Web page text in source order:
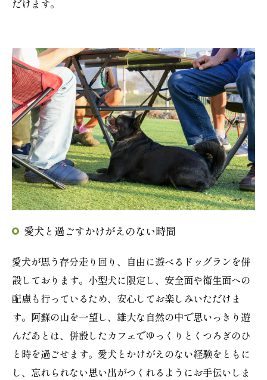
だけます。
愛犬と過ごすかけがえのない時間
愛犬が思う存分走り回り、自由に遊べるドッグランを併
設しております。小型犬に限定し、安全面や衛生面への
配慮も行っているため、安心してお楽しみいただけま
す。阿蘇の山を一望し、雄大な自然の中で思いっきり遊
んだあとは、併設したカフェでゆっくりとくつろぎのひ
と時を過ごせます。愛犬とかけがえのない経験をともに
し、忘れられない思い出がつくれるようにお手伝いしま
ご予約はこちら